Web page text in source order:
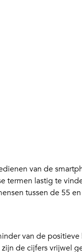
van de
termen lastig te
tussen de 55
van de
de cijfers vrijwel